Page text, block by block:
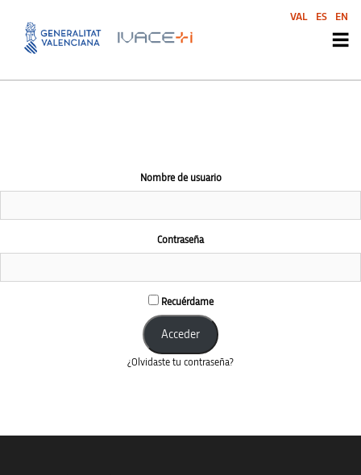
Nombre de usuario
Contraseña
Recuérdame
¿Olvidaste tu contraseña?
VAL ES EN